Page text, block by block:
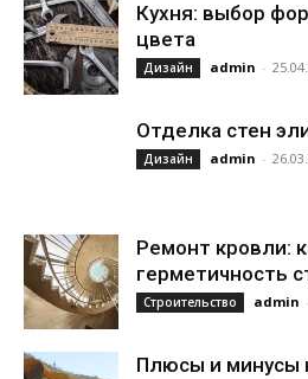
Кухня: выбор
цвета
Дизайн admin -
Отделка стен
Дизайн admin -
Ремонт кровли:
герметичность
Строительство admin -
Плюсы и минусы